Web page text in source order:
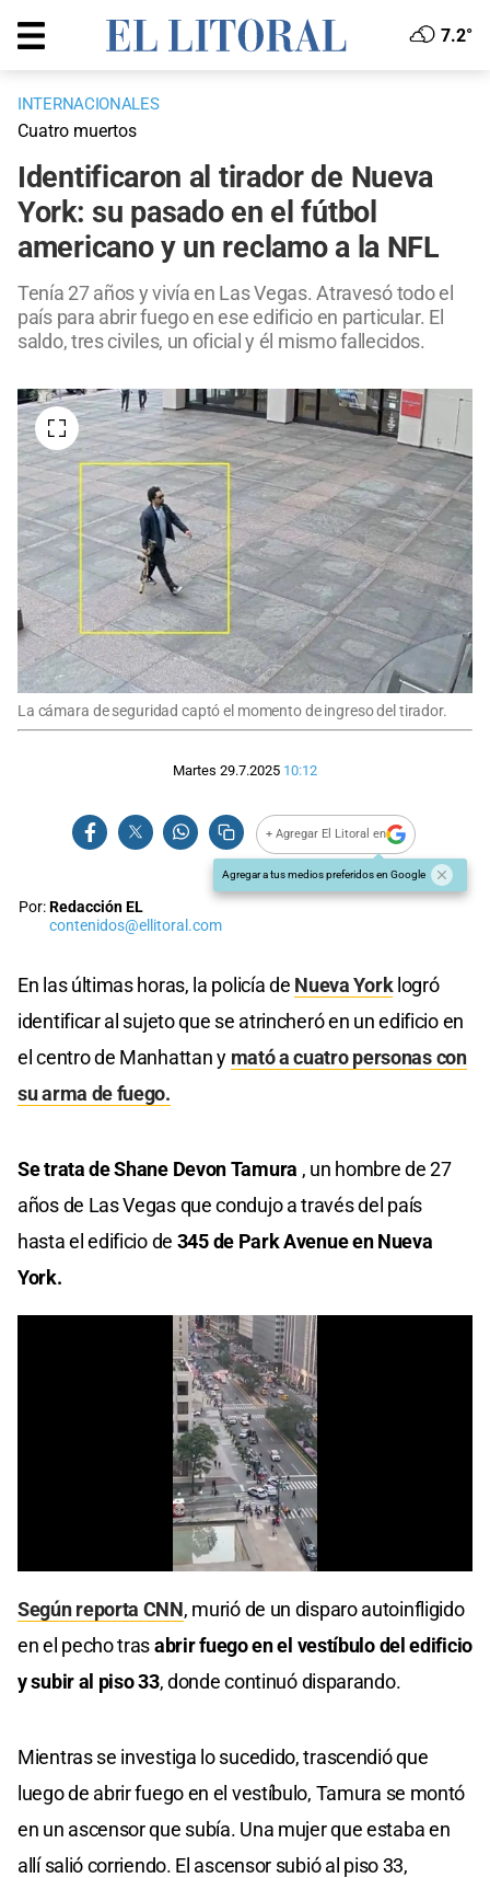
7.2°
INTERNACIONALES
Cuatro muertos
Identificaron al tirador de Nueva
York: su pasado en el fútbol
americano y un reclamo a la NFL
Tenía 27 años y vivía en Las Vegas. Atravesó todo el
país para abrir fuego en ese edificio en particular. El
saldo, tres civiles, un oficial y él mismo fallecidos.
La cámara de seguridad captó el momento de ingreso del tirador.
Martes 29.7.2025 10:12
+ Agregar El Litoral en
Agregar a tus medios preferidos en Google
Por:Redacción EL
contenidos@ellitoral.com
En las últimas horas, la policía de Nueva Yorklogró
identificar al sujeto que se atrincheró en un edificio en
el centro de Manhattan y mató a cuatro personas con
su arma de fuego.
Se trata de Shane Devon Tamura , un hombre de 27
años de Las Vegas que condujo a través del país
hasta el edificio de 345 de Park Avenue en Nueva
York.
Según reporta CNN, murió de un disparo autoinfligido
en el pecho trasabrir fuego en el vestíbulo del edificio
y subir al piso 33, donde continuó disparando.
Mientras se investiga lo sucedido, trascendió que
luego de abrir fuego en el vestíbulo, Tamura se montó
en un ascensor que subía. Una mujer que estaba en
allí salió corriendo. El ascensor subió al piso 33,